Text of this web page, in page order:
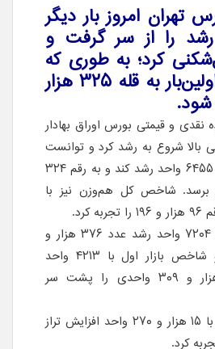
تهران امروز بار دیگر
را از سر گرفت و
کرد؛ به طوری که
توانست برای اولین‌بار به قله ۳۲۵ هزار
نقدی و قیمتی بورس اوراق بهادار
بالا شروع به رشد کرد و توانست
با چند بار کانال‌شکنی ۶۴۵۵ واحد رشد کند و به رقم ۳۲۴
واحدی برسد. شاخص کل هم‌وزن نیز با
شاخص آزاد شناور با ۷۲۰۴ واحد رشد عدد ۳۷۶ هزار و
۶۵۹ را تجربه کرد و شاخص بازار اول با ۴۲۱۳ واحد
افزایش رقم ۲۳۵ هزار و ۳۰۹ واحدی را پشت سر
شاخص بازار دوم نیز با ۱۵ هزار و ۲۷۰ واحد افزایش تراز